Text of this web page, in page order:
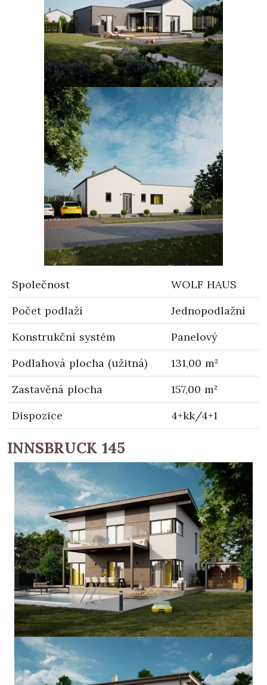
Společnost
WOLF HAUS
Počet podlaží
Jednopodlažní
Konstrukční systém
Panelový
Podlahová plocha (užitná)
131,00 m²
Zastavěná plocha
157,00 m²
Dispozice
4+kk/4+1
INNSBRUCK 145